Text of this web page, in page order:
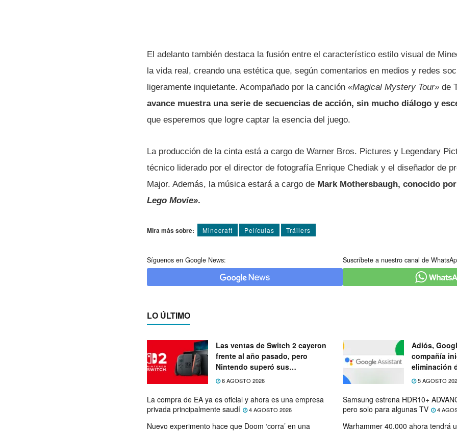
El adelanto también destaca la fusión entre el característico estilo visual de
la vida real, creando una estética que, según comentarios en medios y redes
ligeramente inquietante. Acompañado por la canción «Magical Mystery Tour» de
avance muestra una serie de secuencias de acción, sin mucho diálogo y
que esperemos que logre captar la esencia del juego.
La producción de la cinta está a cargo de Warner Bros. Pictures y Legendary
técnico liderado por el director de fotografía Enrique Chediak y el diseñador de
Major. Además, la música estará a cargo de Mark Mothersbaugh, conocido
Lego Movie».
Mira más sobre: Minecraft Pelí­culas Tráilers
Síguenos en Google News: Suscríbete a nuestro canal de
LO ÚLTIMO
Las ventas de Switch 2 cayeron
frente al año pasado, pero
Nintendo superó sus
expectativas
6 AGOSTO 2026
Adiós,
compañía
eliminación
próximo mes
5 AGOSTO
La compra de EA ya es oficial y ahora es una empresa
privada principalmente saudí
4 AGOSTO 2026
Samsung estrena HDR10+
pero solo para algunas TV
4
Nuevo experimento hace que Doom ‘corra’ en una
Warhammer 40.000 ahora tendrá